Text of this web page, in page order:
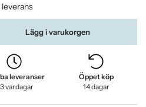
Lägg i varukorgen
leveranser
vardagar
Öppet köp
14 dagar